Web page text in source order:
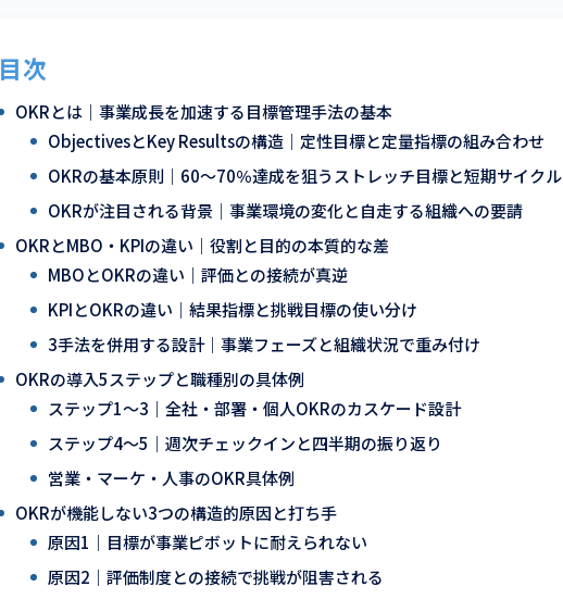
目次
OKRとは｜事業成長を加速する目標管理手法の基本
ObjectivesとKey Resultsの構造｜定性目標と定量指標の組み合わせ
OKRの基本原則｜60〜70％達成を狙うストレッチ目標と短期サイクル
OKRが注目される背景｜事業環境の変化と自走する組織への要請
OKRとMBO・KPIの違い｜役割と目的の本質的な差
MBOとOKRの違い｜評価との接続が真逆
KPIとOKRの違い｜結果指標と挑戦目標の使い分け
3手法を併用する設計｜事業フェーズと組織状況で重み付け
OKRの導入5ステップと職種別の具体例
ステップ1〜3｜全社・部署・個人OKRのカスケード設計
ステップ4〜5｜週次チェックインと四半期の振り返り
営業・マーケ・人事のOKR具体例
OKRが機能しない3つの構造的原因と打ち手
原因1｜目標が事業ピボットに耐えられない
原因2｜評価制度との接続で挑戦が阻害される